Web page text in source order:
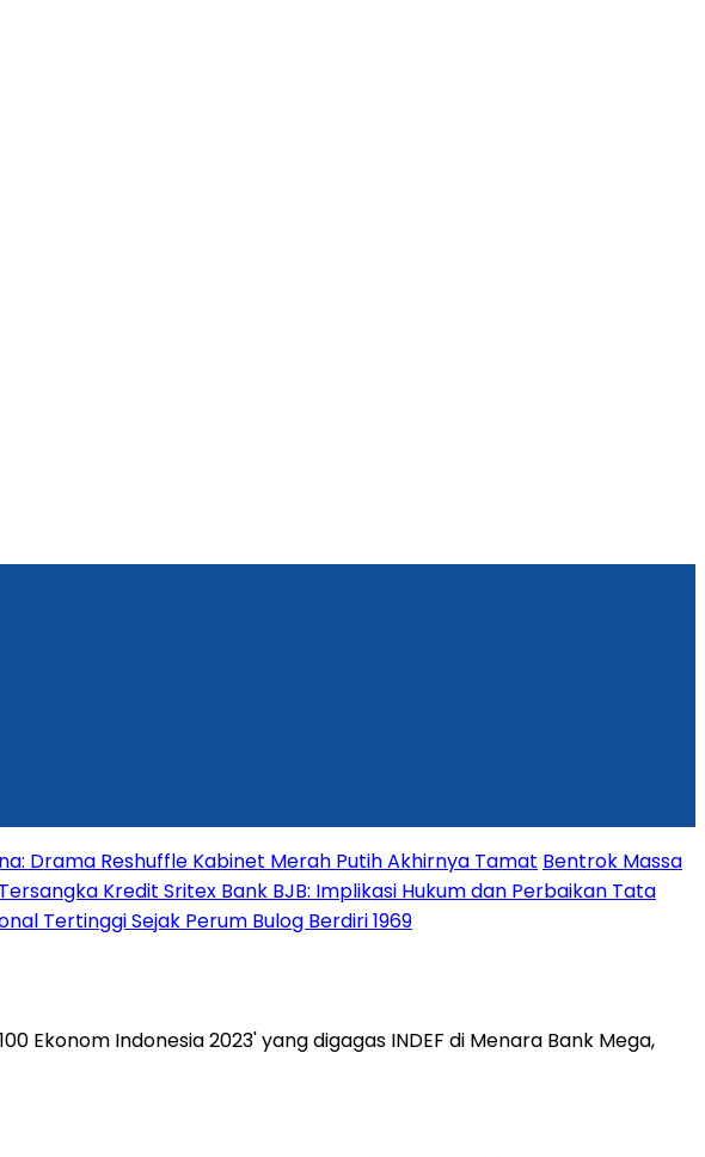
Drama Reshuffle Kabinet Merah Putih Akhirnya Tamat Bentrok Massa
Kredit Sritex Bank BJB: Implikasi Hukum dan Perbaikan Tata
Tertinggi Sejak Perum Bulog Berdiri 1969